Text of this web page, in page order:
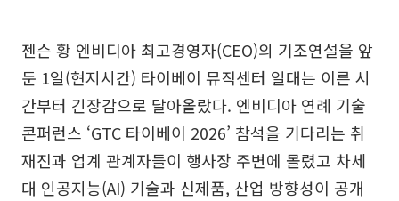
젠슨 황 엔비디아 최고경영자(CEO)의 기조연설을 앞
둔 1일(현지시간) 타이베이 뮤직센터 일대는 이른 시
간부터 긴장감으로 달아올랐다. 엔비디아 연례 기술
콘퍼런스 ‘GTC 타이베이 2026’ 참석을 기다리는 취
재진과 업계 관계자들이 행사장 주변에 몰렸고 차세
대 인공지능(AI) 기술과 신제품, 산업 방향성이 공개